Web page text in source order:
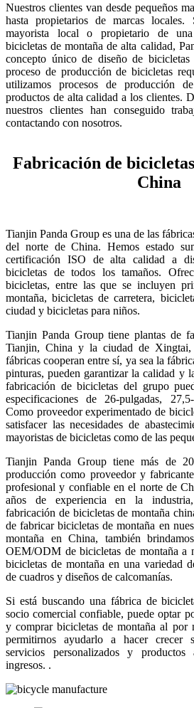
Nuestros clientes van desde pequeños
hasta propietarios de marcas
mayorista local o propietario de
bicicletas de montaña de alta calidad,
concepto único de diseño de
proceso de producción de bicicletas
utilizamos procesos de producción
productos de alta calidad a los clientes.
nuestros clientes han conseguido
contactando con nosotros.
Fabricación de
China
Tianjin Panda Group es una de las
del norte de China. Hemos estado
certificación ISO de alta calidad a
bicicletas de todos los tamaños.
bicicletas, entre las que se incluyen
montaña, bicicletas de carretera,
ciudad y bicicletas para niños.
Tianjin Panda Group tiene plantas de
Tianjin, China y la ciudad de
fábricas cooperan entre sí, ya sea la
pinturas, pueden garantizar la calidad y
fabricación de bicicletas del grupo
especificaciones de 26-pulgadas,
Como proveedor experimentado de
satisfacer las necesidades de
mayoristas de bicicletas como de las
Tianjin Panda Group tiene más de
producción como proveedor y
profesional y confiable en el norte de
años de experiencia en la
fabricación de bicicletas de montaña
de fabricar bicicletas de montaña en
montaña en China, también
OEM/ODM de bicicletas de montaña a
bicicletas de montaña en una variedad
de cuadros y diseños de calcomanías.
Si está buscando una fábrica de
socio comercial confiable, puede optar
y comprar bicicletas de montaña al por
permitirnos ayudarlo a hacer crecer
servicios personalizados y productos
ingresos. .